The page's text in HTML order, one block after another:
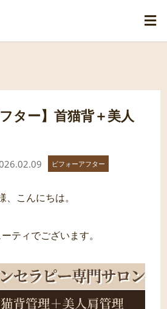
ター】首猫背＋美人
ビフォーアフター
、こんにちは。
ティでございます。